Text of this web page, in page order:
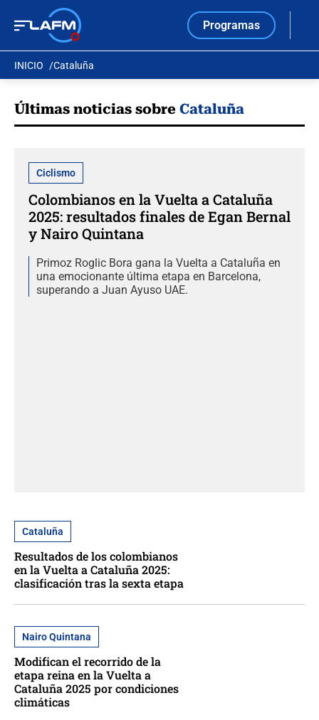
Programas
INICIO Cataluña
Últimas noticias sobre Cataluña
Ciclismo
Colombianos en la Vuelta a Cataluña
2025: resultados finales de Egan Bernal
y Nairo Quintana
Primoz Roglic Bora gana la Vuelta a Cataluña en
una emocionante última etapa en Barcelona,
superando a Juan Ayuso UAE.
Cataluña
Resultados de los colombianos
en la Vuelta a Cataluña 2025:
clasificación tras la sexta etapa
Nairo Quintana
Modifican el recorrido de la
etapa reina en la Vuelta a
Cataluña 2025 por condiciones
climáticas